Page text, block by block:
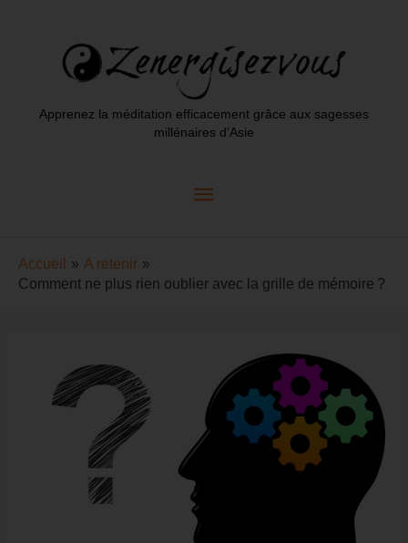
Apprenez la méditation efficacement grâce aux sagesses
millénaires d’Asie
Menu
Accueil
A retenir
Comment ne plus rien oublier avec la grille de mémoire ?